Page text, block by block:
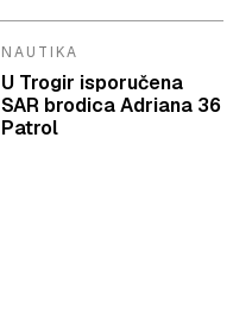
NAUTIKA
U Trogir isporučena
SAR brodica Adriana 36
Patrol